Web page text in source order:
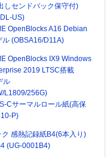
しセンドバック保守付)
US)
OpenBlocks A16 Debian
ル (OBSA16/D11A)
OpenBlocks IX9 Windows
2019 LTSC搭載
ル
L1809/256G)
Cサーマルロール紙(高保
P)
感熱記録紙B4(6本入り)
(UG-0001B4)